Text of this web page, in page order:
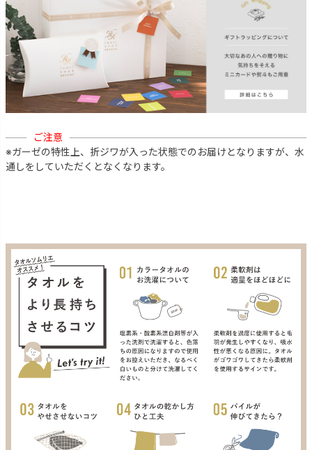
ご注意
※ガーゼの特性上、折ジワが入った状態でのお届けとなりますが、水
通しをしていただくとなくなります。